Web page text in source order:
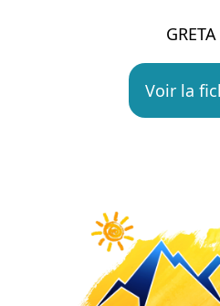
GRETA
Voir la